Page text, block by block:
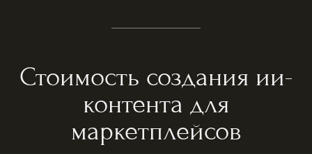
Стоимость создания ии-
контента для
маркетплейсов